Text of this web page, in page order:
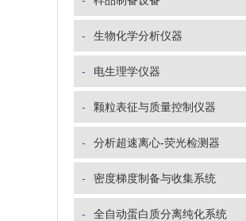
- 生物化学分析仪器
- 电生理学仪器
- 颗粒表征与质量控制仪器
- 分析超速离心-荧光检测器
- 密度梯度制备与收集系统
- 全自动蛋白质分离纯化系统